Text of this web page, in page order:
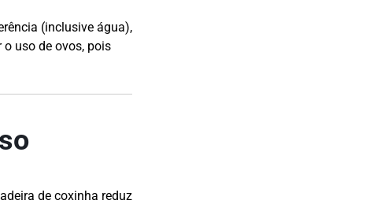
(inclusive água),
uso de ovos, pois
de coxinha reduz